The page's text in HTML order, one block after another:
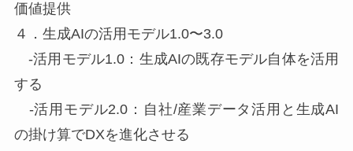
価値提供
４．生成AIの活用モデル1.0〜3.0
-活用モデル1.0：生成AIの既存モデル自体を活用
する
-活用モデル2.0：自社/産業データ活用と生成AI
の掛け算でDXを進化させる